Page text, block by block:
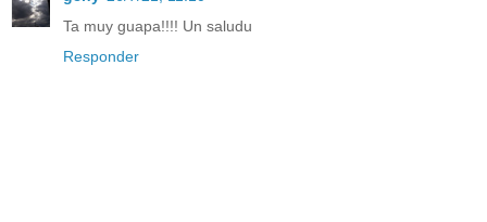
Ta muy guapa!!!! Un saludu
Responder